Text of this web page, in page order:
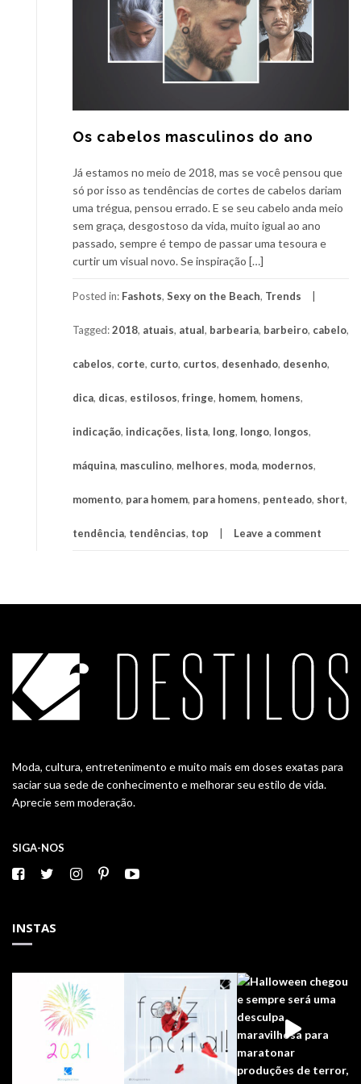
Os cabelos masculinos do ano
Já estamos no meio de 2018, mas se você pensou que
só por isso as tendências de cortes de cabelos dariam
uma trégua, pensou errado. E se seu cabelo anda meio
sem graça, desgostoso da vida, muito igual ao ano
passado, sempre é tempo de passar uma tesoura e
curtir um visual novo. Se inspiração […]
Posted in: Fashots, Sexy on the Beach, Trends
Tagged:2018, atuais, atual, barbearia, barbeiro, cabelo,
cabelos, corte, curto, curtos, desenhado, desenho,
dica, dicas, estilosos, fringe, homem, homens,
indicação, indicações, lista, long, longo, longos,
máquina, masculino, melhores, moda, modernos,
momento, para homem, para homens, penteado, short,
tendência, tendências, top Leave a comment
Moda, cultura, entretenimento e muito mais em doses exatas para
saciar sua sede de conhecimento e melhorar seu estilo de vida.
Aprecie sem moderação.
SIGA-NOS
INSTAS